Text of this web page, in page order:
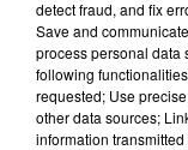
fermer ses
TITRES
22h13
22h13
detect fraud, and fix
Save and
process personal data
following
requested; Use
other data sources;
information